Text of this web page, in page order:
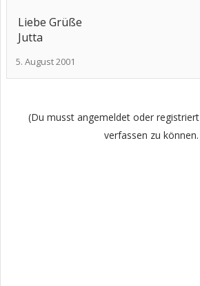
Liebe Grüße
Jutta
5. August 2001
(Du musst angemeldet oder
verfassen zu